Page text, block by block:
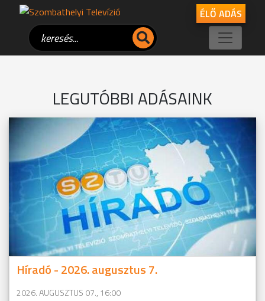
ÉLŐ ADÁS
LEGUTÓBBI ADÁSAINK
Híradó - 2026. augusztus 7.
2026. AUGUSZTUS 07., 16:00